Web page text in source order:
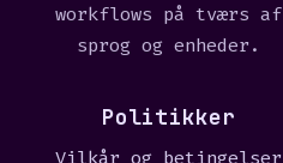
workflows på tværs af
sprog og enheder.
Politikker
Vilkår og betingelser